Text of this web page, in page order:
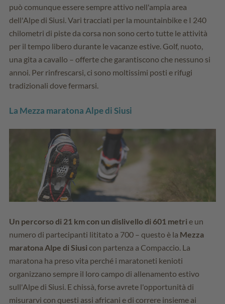
può comunque essere sempre attivo nell'ampia area
dell'Alpe di Siusi. Vari tracciati per la mountainbike e I 240
chilometri di piste da corsa non sono certo tutte le attività
per il tempo libero durante le vacanze estive. Golf, nuoto,
una gita a cavallo – offerte che garantiscono che nessuno si
annoi. Per rinfrescarsi, ci sono moltissimi posti e rifugi
tradizionali dove fermarsi.
La Mezza maratona Alpe di Siusi
Un percorso di 21 km con un dislivello di 601 metri e un
numero di partecipanti lititato a 700 – questo è la Mezza
maratona Alpe di Siusi con partenza a Compaccio. La
maratona ha preso vita perché i maratoneti kenioti
organizzano sempre il loro campo di allenamento estivo
sull'Alpe di Siusi. E chissà, forse avrete l'opportunità di
misurarvi con questi assi africani e di correre insieme ai